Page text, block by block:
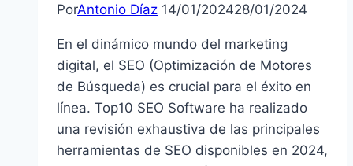
PorAntonio Díaz 14/01/202428/01/2024
En el dinámico mundo del marketing
digital, el SEO (Optimización de Motores
de Búsqueda) es crucial para el éxito en
línea. Top10 SEO Software ha realizado
una revisión exhaustiva de las principales
herramientas de SEO disponibles en 2024,